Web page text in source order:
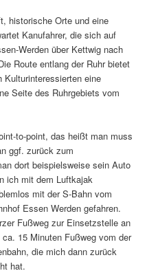
historische Orte und eine
Kanufahrer, die sich auf
Werden über Kettwig nach
Route entlang der Ruhr bietet
Kulturinteressierten eine
Seite des Ruhrgebiets vom
to-point, das heißt man muss
ggf. zurück zum
dort beispielsweise sein Auto
ich mit dem Luftkajak
mit der S-Bahn vom
Essen Werden gefahren.
Fußweg zur Einsetzstelle an
15 Minuten Fußweg vom der
die mich dann zurück
hat.